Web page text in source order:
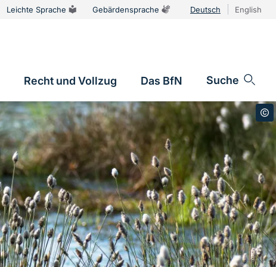
Leichte Sprache Gebärdensprache Deutsch English
Recht und Vollzug Das BfN Suche